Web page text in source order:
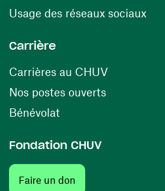
Usage des réseaux sociaux
Carrière
Carrières au CHUV(ouvre une
Nos postes ouverts(ouvre une
Bénévolat
Fondation CHUV
Faire un don